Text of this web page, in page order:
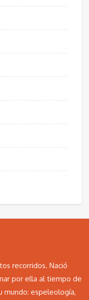
recorridos. Nació
por ella al tiempo de
mundo: espeleología,